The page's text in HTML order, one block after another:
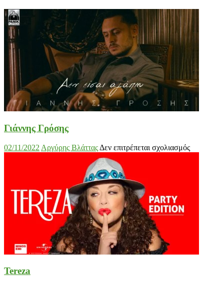
Γιάννης Γρόσης
02/11/2022 Αργύρης Βλάττας Δεν επιτρέπεται σχολιασμόςστο
Tereza